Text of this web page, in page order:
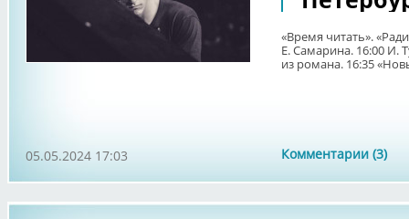
«Время читать».
Е. Самарина. 16:00 И.
из романа. 16:35
Комментарии (3)
05.05.2024 17:03